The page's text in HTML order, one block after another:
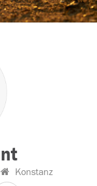
Konstanz